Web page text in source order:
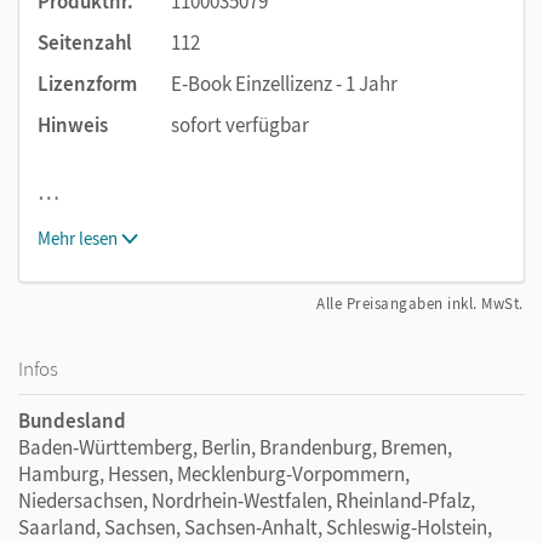
Seitenzahl
112
Lizenzform
E-Book Einzellizenz - 1 Jahr
Hinweis
sofort verfügbar
…
Mehr lesen
Alle Preisangaben inkl. MwSt.
Infos
Bundesland
Baden-Württemberg, Berlin, Brandenburg, Bremen,
Hamburg, Hessen, Mecklenburg-Vorpommern,
Niedersachsen, Nordrhein-Westfalen, Rheinland-Pfalz,
Saarland, Sachsen, Sachsen-Anhalt, Schleswig-Holstein,